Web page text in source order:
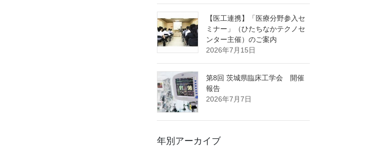
【医工連携】「医療分野参入セ
ミナー」（ひたちなかテクノセ
ンター主催）のご案内
2026年7月15日
第8回 茨城県臨床工学会 開催
報告
2026年7月7日
年別アーカイブ